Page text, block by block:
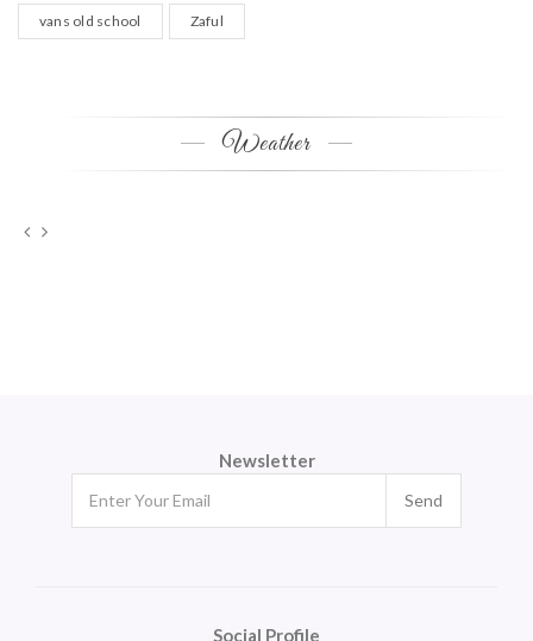
vans old school Zaful
Weather
Newsletter
Send
Social Profile